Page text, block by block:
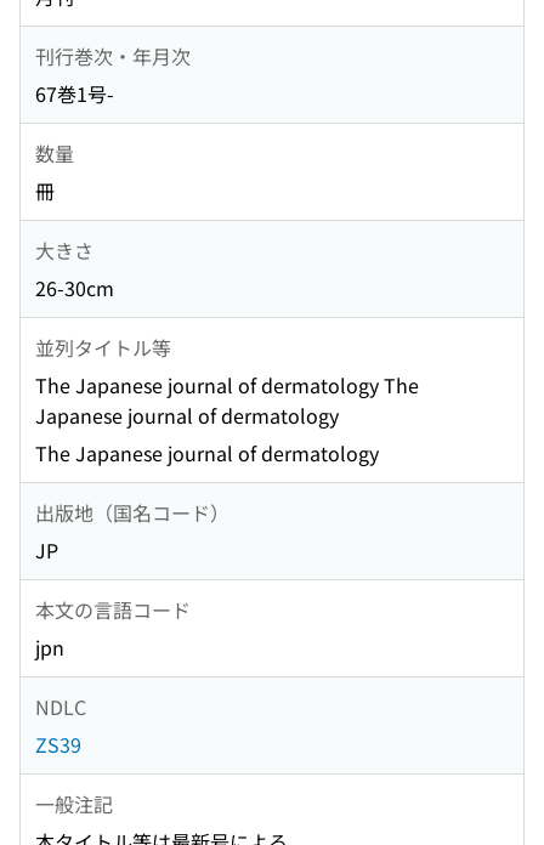
刊行巻次・年月次
67巻1号-
数量
冊
大きさ
26-30cm
並列タイトル等
The Japanese journal of dermatology The
Japanese journal of dermatology
The Japanese journal of dermatology
出版地（国名コード）
JP
本文の言語コード
jpn
NDLC
ZS39
一般注記